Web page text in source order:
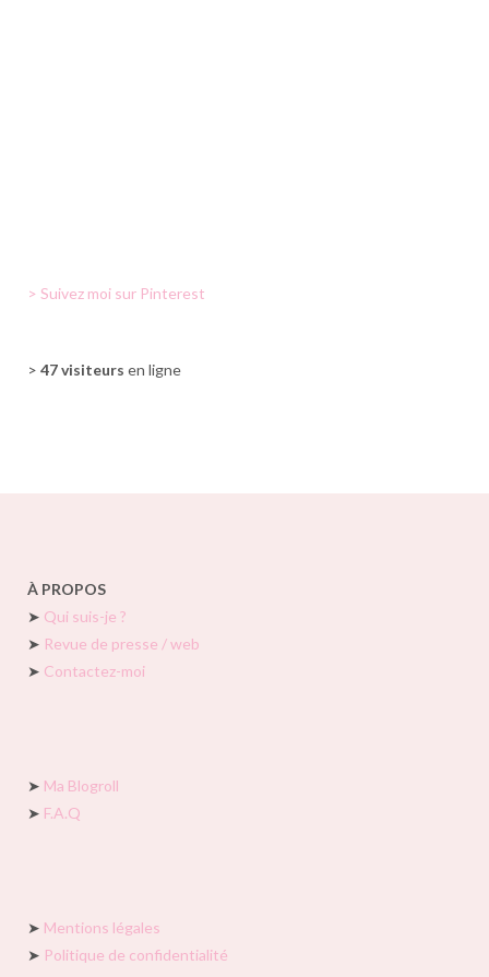
> Suivez moi sur Pinterest
> 47 visiteurs en ligne
À PROPOS
➤ Qui suis-je ?
➤ Revue de presse / web
➤ Contactez-moi
➤ Ma Blogroll
➤ F.A.Q
➤ Mentions légales
➤ Politique de confidentialité